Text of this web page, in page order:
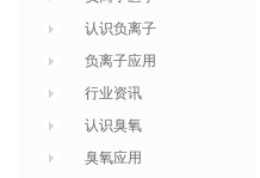
认识负离子
负离子应用
行业资讯
认识臭氧
臭氧应用